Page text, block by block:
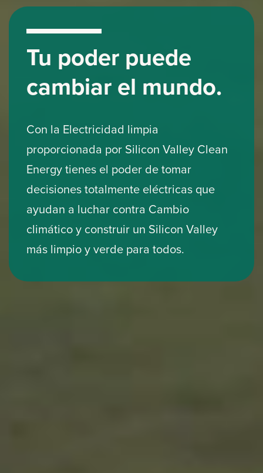
Tu poder puede
cambiar el mundo.
Con la Electricidad limpia
proporcionada por Silicon Valley Clean
Energy tienes el poder de tomar
decisiones totalmente eléctricas que
ayudan a luchar contra Cambio
climático y construir un Silicon Valley
más limpio y verde para todos.